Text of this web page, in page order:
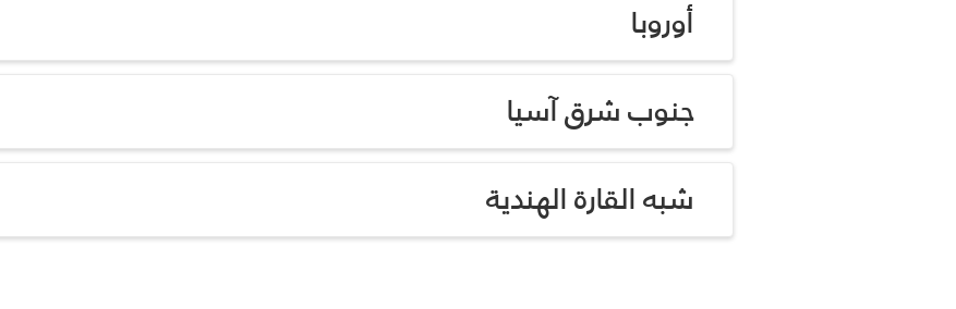
أوروبا
جنوب شرق آسيا
شبه القارة الهندية